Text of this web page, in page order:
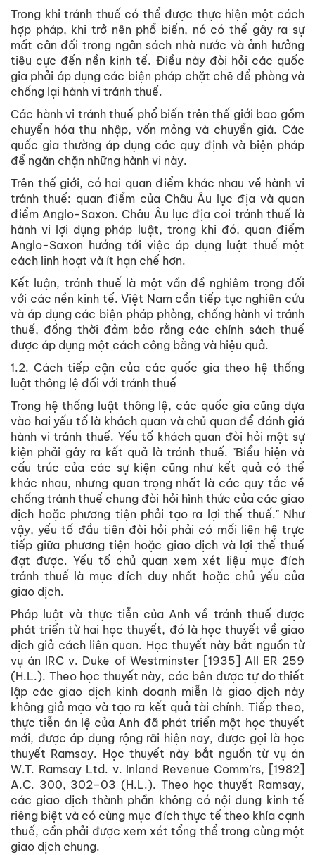
Trong khi tránh thuế có thể được thực hiện một cách
hợp pháp, khi trở nên phổ biến, nó có thể gây ra sự
mất cân đối trong ngân sách nhà nước và ảnh hưởng
tiêu cực đến nền kinh tế. Điều này đòi hỏi các quốc
gia phải áp dụng các biện pháp chặt chẽ để phòng và
chống lại hành vi tránh thuế.
Các hành vi tránh thuế phổ biến trên thế giới bao gồm
chuyển hóa thu nhập, vốn mỏng và chuyển giá. Các
quốc gia thường áp dụng các quy định và biện pháp
để ngăn chặn những hành vi này.
Trên thế giới, có hai quan điểm khác nhau về hành vi
tránh thuế: quan điểm của Châu Âu lục địa và quan
điểm Anglo-Saxon. Châu Âu lục địa coi tránh thuế là
hành vi lợi dụng pháp luật, trong khi đó, quan điểm
Anglo-Saxon hướng tới việc áp dụng luật thuế một
cách linh hoạt và ít hạn chế hơn.
Kết luận, tránh thuế là một vấn đề nghiêm trọng đối
với các nền kinh tế. Việt Nam cần tiếp tục nghiên cứu
và áp dụng các biện pháp phòng, chống hành vi tránh
thuế, đồng thời đảm bảo rằng các chính sách thuế
được áp dụng một cách công bằng và hiệu quả.
1.2. Cách tiếp cận của các quốc gia theo hệ thống
luật thông lệ đối với tránh thuế
Trong hệ thống luật thông lệ, các quốc gia cũng dựa
vào hai yếu tố là khách quan và chủ quan để đánh giá
hành vi tránh thuế. Yếu tố khách quan đòi hỏi một sự
kiện phải gây ra kết quả là tránh thuế. "Biểu hiện và
cấu trúc của các sự kiện cũng như kết quả có thể
khác nhau, nhưng quan trọng nhất là các quy tắc về
chống tránh thuế chung đòi hỏi hình thức của các giao
dịch hoặc phương tiện phải tạo ra lợi thế thuế." Như
vậy, yếu tố đầu tiên đòi hỏi phải có mối liên hệ trực
tiếp giữa phương tiện hoặc giao dịch và lợi thế thuế
đạt được. Yếu tố chủ quan xem xét liệu mục đích
tránh thuế là mục đích duy nhất hoặc chủ yếu của
giao dịch.
Pháp luật và thực tiễn của Anh về tránh thuế được
phát triển từ hai học thuyết, đó là học thuyết về giao
dịch giả cách liên quan. Học thuyết này bắt nguồn từ
vụ án IRC v. Duke of Westminster [1935] All ER 259
(H.L.). Theo học thuyết này, các bên được tự do thiết
lập các giao dịch kinh doanh miễn là giao dịch này
không giả mạo và tạo ra kết quả tài chính. Tiếp theo,
thực tiễn án lệ của Anh đã phát triển một học thuyết
mới, được áp dụng rộng rãi hiện nay, được gọi là học
thuyết Ramsay. Học thuyết này bắt nguồn từ vụ án
W.T. Ramsay Ltd. v. Inland Revenue Comm’rs, [1982]
A.C. 300, 302–03 (H.L.). Theo học thuyết Ramsay,
các giao dịch thành phần không có nội dung kinh tế
riêng biệt và có cùng mục đích thực tế theo khía cạnh
thuế, cần phải được xem xét tổng thể trong cùng một
giao dịch chung.